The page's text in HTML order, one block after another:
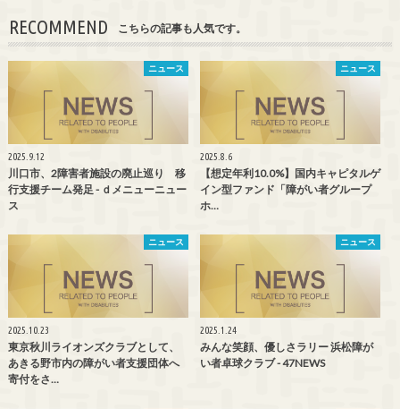
RECOMMEND こちらの記事も人気です。
ニュース
2025.9.12
川口市、2障害者施設の廃止巡り 移
行支援チーム発足 - ｄメニューニュー
ス
ニュース
2025.8.6
【想定年利10.0%】国内キャピタルゲ
イン型ファンド「障がい者グループ
ホ…
ニュース
2025.10.23
東京秋川ライオンズクラブとして、
あきる野市内の障がい者支援団体へ
寄付をさ…
ニュース
2025.1.24
みんな笑顔、優しさラリー 浜松障が
い者卓球クラブ - 47NEWS